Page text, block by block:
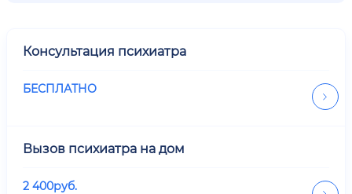
Консультация психиатра
БЕСПЛАТНО
Вызов психиатра на дом
2 400руб.